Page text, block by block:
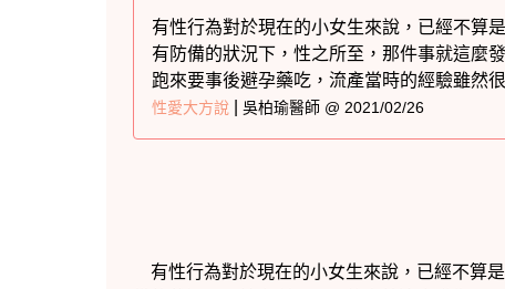
有性行為對於現在的小女生來說，已經不算
有防備的狀況下，性之所至，那件事就這麼
跑來要事後避孕藥吃，流產當時的經驗雖然
性愛大方說 吳柏瑜醫師 @ 2021/02/26